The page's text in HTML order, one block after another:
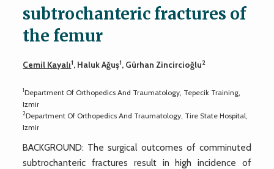
subtrochanteric fractures of
the femur
Cemil Kayalı1, Haluk Ağuş1, Gürhan Zincircioğlu2
1Department Of Orthopedics And Traumatology, Tepecik Training,
Izmir
2Department Of Orthopedics And Traumatology, Tire State Hospital,
Izmir
BACKGROUND: The surgical outcomes of comminuted
subtrochanteric fractures result in high incidence of